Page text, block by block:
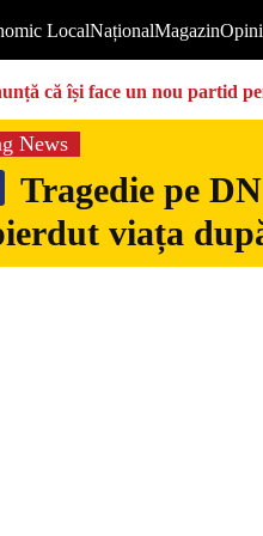
LocalNaționalMagazin
că își face un nou partid
News
Tragedie pe
viața